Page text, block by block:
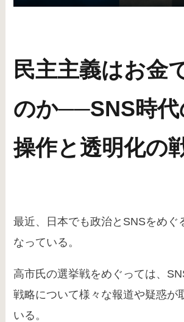
民主主義はお金
のか──SNS時代
操作と透明化の
最近、日本でも政治とSNSをめぐ
なっている。
高市氏の選挙戦をめぐっては、
戦略について様々な報道や疑惑が
いる。